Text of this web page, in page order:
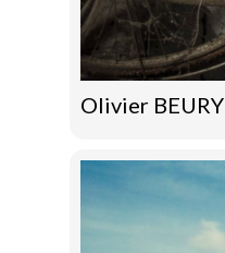
Olivier BEURY